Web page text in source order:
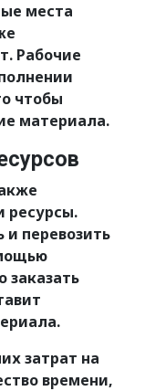
места
Рабочие
чтобы
материала.
ресурсы.
и перевозить
заказать
затрат на
времени,